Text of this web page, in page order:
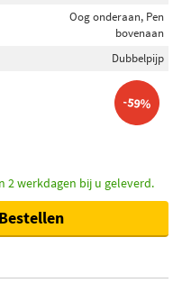
Oog onderaan, Pen
bovenaan
Dubbelpijp
-59%
2 werkdagen bij u geleverd.
Bestellen